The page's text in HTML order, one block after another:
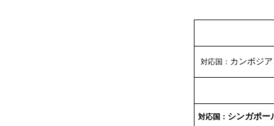
対応国： カンボジ
対応国： シンガポー